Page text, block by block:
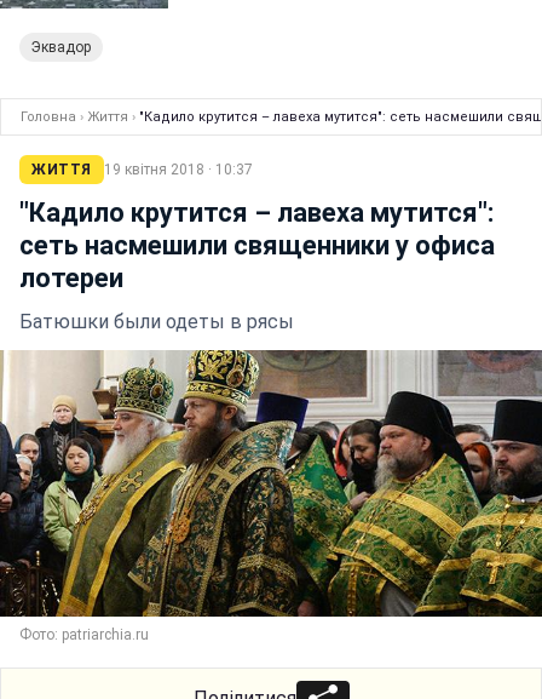
Эквадор
Головна › Життя › "Кадило крутится – лавеха мутится": сеть насмешили
ЖИТТЯ 19 квітня 2018 · 10:37
"Кадило крутится – лавеха мутится":
сеть насмешили священники у офиса
лотереи
Батюшки были одеты в рясы
Фото: patriarchia.ru